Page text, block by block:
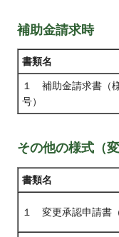
補助金請求時
書類名
１ 補助金請求書（
号）
その他の様式（
書類名
１ 変更承認申請書